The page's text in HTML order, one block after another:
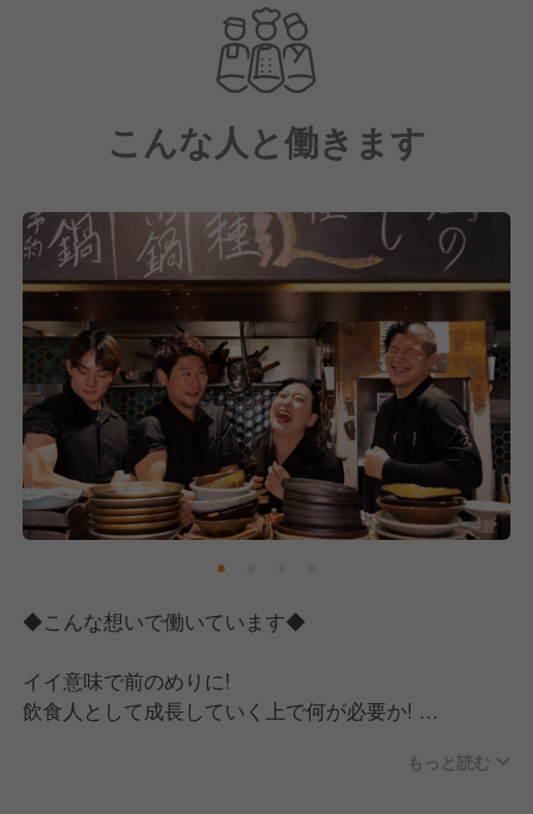
その引き出し方をとことん追求した、こだわりの鶏料
使用する鶏は、奈良の地鶏"大和肉鶏"
養鶏所さんと密にやり取りをしており、餌・飼育日数
鶏の各部位によって、また鶏に限らずお野菜、食材1
つ1つに対して、最高の調理法を考えていきます。
そして、生産者の皆様へ感謝し、その『想い』に付加
価値をつけ、お客様に伝え感動いただく事を目指した
お店です♪
こんな人と働きます
◆こんな想いで働いています◆
イイ意味で前のめりに!
飲食人として成長していく上で何が必要か!
もっと読む